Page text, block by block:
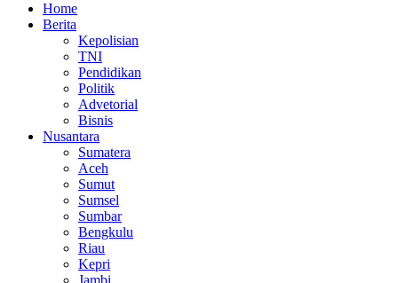
Home
Berita
Kepolisian
TNI
Pendidikan
Politik
Advetorial
Bisnis
Nusantara
Sumatera
Aceh
Sumut
Sumsel
Sumbar
Bengkulu
Riau
Kepri
Jambi